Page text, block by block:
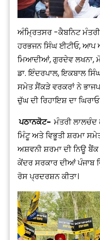
ਅੰਮ੍ਰਿਤਸਰ -ਕੈਬਨਿਟ ਮੰਤਰੀ
ਹਰਭਜਨ ਸਿੰਘ ਈਟੀਓ, ਆਪ
ਮਿਆਦੀਆਂ, ਗੁਰਦੇਵ ਲਖਨਾ,
ਡਾ. ਇੰਦਰਪਾਲ, ਇਕਬਾਲ
ਸਮੇਤ ਸੈਂਕੜੇ ਵਰਕਰਾਂ ਨੇ
ਚੁੱਘ ਦੀ ਰਿਹਾਇਸ਼ ਦਾ ਘਿਰਾਓ
ਪਠਾਨਕੋਟ- ਮੰਤਰੀ
ਮਿੰਟੂ ਅਤੇ ਵਿਭੂਤੀ ਸ਼ਰਮਾ
ਅਸ਼ਵਨੀ ਸ਼ਰਮਾ ਦੀ ਨਿਊ
ਕੇਂਦਰ ਸਰਕਾਰ ਦੀਆਂ ਪੰਜਾਬ
ਰੋਸ ਪ੍ਰਦਰਸ਼ਨ ਕੀਤਾ।